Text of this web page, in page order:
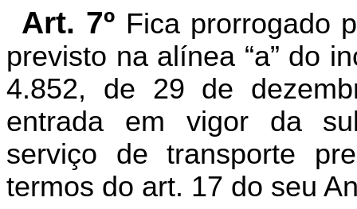
Art. 7º Fica prorrogado
previsto na alínea “a” do
4.852, de 29 de
entrada em vigor da
serviço de transporte
termos do art. 17 do seu